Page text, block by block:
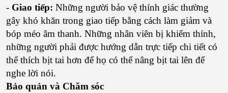
- Giao tiếp: Những người bảo vệ thính giác thường
gây khó khăn trong giao tiếp bằng cách làm giảm và
bóp méo âm thanh. Những nhân viên bị khiếm thính,
những người phải được hướng dẫn trực tiếp chi tiết có
thể thích bịt tai hơn để họ có thể nâng bịt tai lên để
nghe lời nói.
Bảo quản và Chăm sóc